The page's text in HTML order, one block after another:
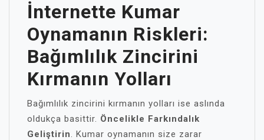
İnternette Kumar
Oynamanın Riskleri:
Bağımlılık Zincirini
Kırmanın Yolları
Bağımlılık zincirini kırmanın yolları ise aslında
oldukça basittir. Öncelikle Farkındalık
Geliştirin. Kumar oynamanın size zarar